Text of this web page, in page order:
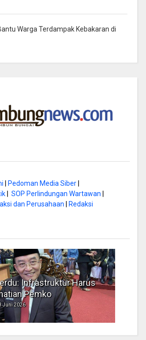
Warga Terdampak Kebakaran di
Pedoman Media Siber|
| SOP Perlindungan Wartawan
dan Perusahaan
Redaksi
Musim Kemarau, DPRD Dorong
Pengelolaan Sampah yang Aman
Garen 6 Juni 2026